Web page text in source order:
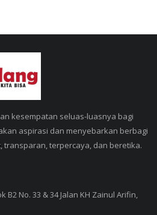
kesempatan seluas-luasnya bagi
aspirasi dan menyebarkan berbagi
transparan, terpercaya, dan beretika.
B2 No. 33 & 34 Jalan KH Zainul Arifin,